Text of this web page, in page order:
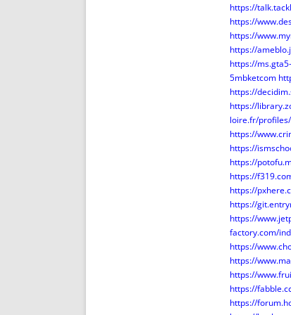
https://
https://
https://
https://
https://
5mbketcom
https://
https://
loire.fr/
https://
https://
https://
https://
https://
https://
https://
factory.com/
https://
https://
https://
https://
https://